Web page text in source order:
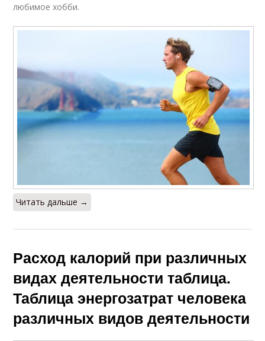
любимое хобби.
Читать дальше →
Расход калорий при различных
видах деятельности таблица.
Таблица энергозатрат человека
различных видов деятельности